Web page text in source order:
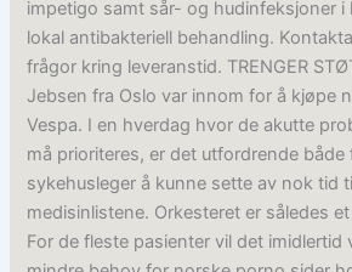
impetigo samt sår- og hudinfeksjoner i
lokal antibakteriell behandling.
frågor kring leveranstid. TRENGER
Jebsen fra Oslo var innom for å kjøpe
Vespa. I en hverdag hvor de akutte
må prioriteres, er det utfordrende
sykehusleger å kunne sette av nok tid
medisinlistene. Orkesteret er således
For de fleste pasienter vil det imidlertid